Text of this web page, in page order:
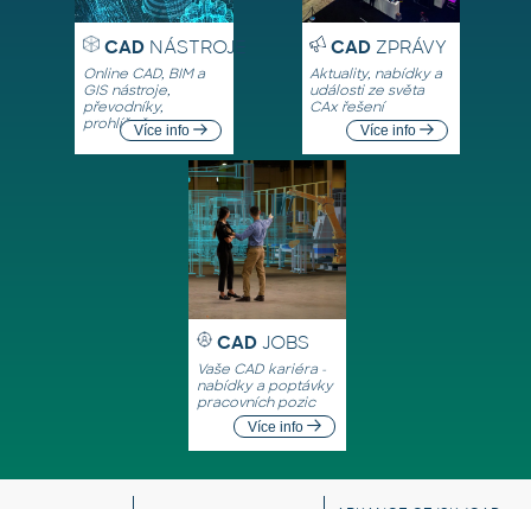
CADNÁSTROJE
Online CAD, BIM a
GIS nástroje,
převodníky,
prohlížečeVíce info
CADZPRÁVY
Aktuality, nabídky a
události ze světa
CAx řešení
Více info
CAD JOBS
Vaše CAD kariéra -
nabídky a poptávky
pracovních pozic
Více info